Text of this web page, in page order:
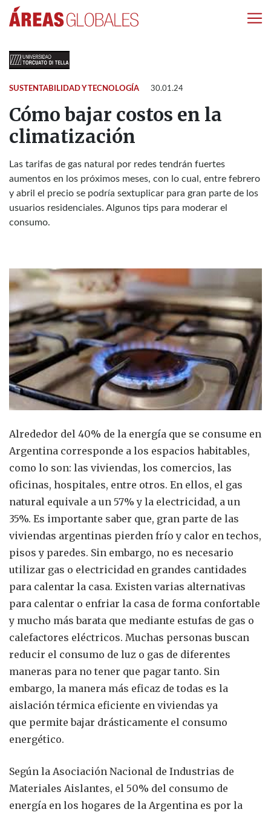
SUSTENTABILIDAD Y TECNOLOGÍA 30.01.24
Cómo bajar costos en la
climatización
Las tarifas de gas natural por redes tendrán fuertes
aumentos en los próximos meses, con lo cual, entre febrero
y abril el precio se podría sextuplicar para gran parte de los
usuarios residenciales. Algunos tips para moderar el
consumo.
Alrededor del 40% de la energía que se consume en
Argentina corresponde a los espacios habitables,
como lo son: las viviendas, los comercios, las
oficinas, hospitales, entre otros. En ellos, el gas
natural equivale a un 57% y la electricidad, a un
35%. Es importante saber que, gran parte de las
viviendas argentinas pierden frío y calor en techos,
pisos y paredes. Sin embargo, no es necesario
utilizar gas o electricidad en grandes cantidades
para calentar la casa. Existen varias alternativas
para calentar o enfriar la casa de forma confortable
y mucho más barata que mediante estufas de gas o
calefactores eléctricos. Muchas personas buscan
reducir el consumo de luz o gas de diferentes
maneras para no tener que pagar tanto. Sin
embargo, la manera más eficaz de todas es la
aislación térmica eficiente en viviendas ya
que permite bajar drásticamente el consumo
energético.
Según la Asociación Nacional de Industrias de
Materiales Aislantes, el 50% del consumo de
energía en los hogares de la Argentina es por la